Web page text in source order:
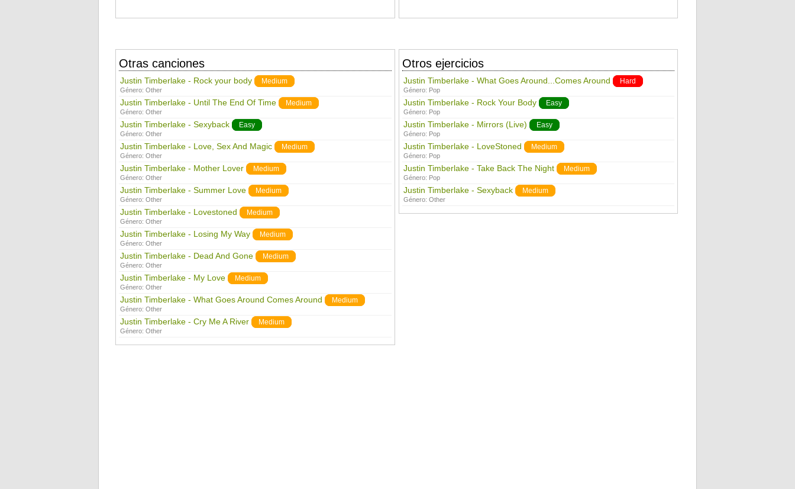
Otras canciones
Justin Timberlake - Rock your body Medium
Género: Other
Justin Timberlake - Until The End Of Time Medium
Género: Other
Justin Timberlake - Sexyback Easy
Género: Other
Justin Timberlake - Love, Sex And Magic Medium
Género: Other
Justin Timberlake - Mother Lover Medium
Género: Other
Justin Timberlake - Summer Love Medium
Género: Other
Justin Timberlake - Lovestoned Medium
Género: Other
Justin Timberlake - Losing My Way Medium
Género: Other
Justin Timberlake - Dead And Gone Medium
Género: Other
Justin Timberlake - My Love Medium
Género: Other
Justin Timberlake - What Goes Around Comes Around Medium
Género: Other
Justin Timberlake - Cry Me A River Medium
Género: Other
Otros ejercicios
Justin Timberlake - What Goes Around...Comes Around Hard
Género: Pop
Justin Timberlake - Rock Your Body Easy
Género: Pop
Justin Timberlake - Mirrors (Live) Easy
Género: Pop
Justin Timberlake - LoveStoned Medium
Género: Pop
Justin Timberlake - Take Back The Night Medium
Género: Pop
Justin Timberlake - Sexyback Medium
Género: Other